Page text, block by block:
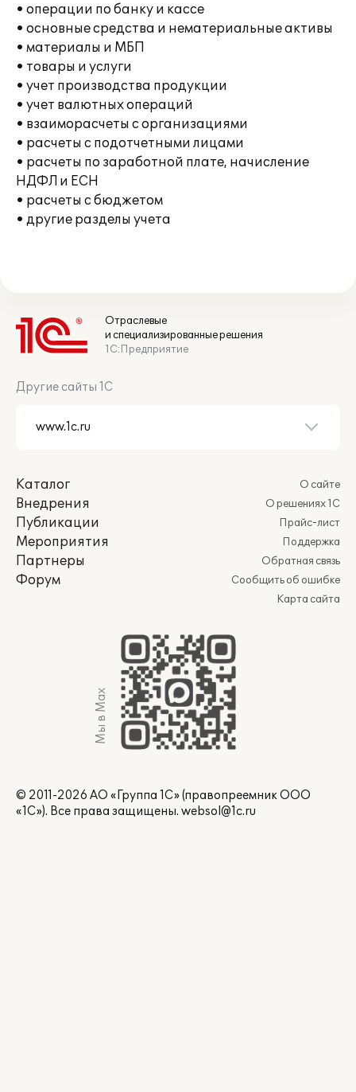
• операции по банку и кассе
• основные средства и нематериальные активы
• материалы и МБП
• товары и услуги
• учет производства продукции
• учет валютных операций
• взаиморасчеты с организациями
• расчеты с подотчетными лицами
• расчеты по заработной плате, начисление
НДФЛ и ЕСН
• расчеты с бюджетом
• другие разделы учета
Отраслевые
и специализированные решения
1С:Предприятие
Другие сайты 1С
Каталог
Внедрения
Публикации
Мероприятия
Партнеры
Форум
О сайте
О решениях 1С
Прайс-лист
Поддержка
Обратная связь
Сообщить об ошибке
Карта сайта
Мы в Max
© 2011-2026 АО «Группа 1С» (правопреемник ООО
«1С»). Все права защищены. websol@1c.ru